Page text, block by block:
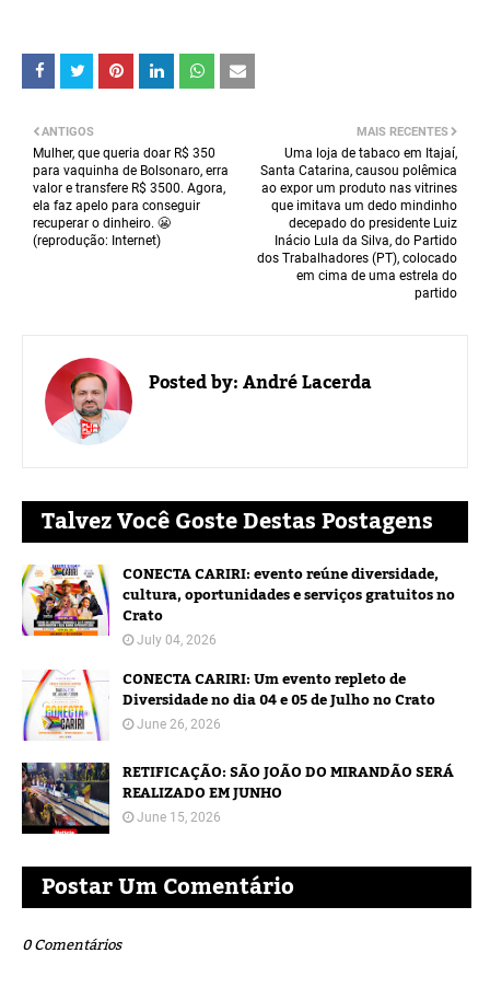
MAIS RECENTES
Uma loja de tabaco em Itajaí,
Santa Catarina, causou polêmica
ao expor um produto nas vitrines
que imitava um dedo mindinho
decepado do presidente Luiz
Inácio Lula da Silva, do Partido
dos Trabalhadores (PT), colocado
em cima de uma estrela do
partido
ANTIGOS
Mulher, que queria doar R$ 350
para vaquinha de Bolsonaro, erra
valor e transfere R$ 3500. Agora,
ela faz apelo para conseguir
recuperar o dinheiro. 😬
(reprodução: Internet)
Posted by:André Lacerda
Talvez Você Goste Destas Postagens
CONECTA CARIRI: evento reúne diversidade,
cultura, oportunidades e serviços gratuitos no
Crato
July 04, 2026
CONECTA CARIRI: Um evento repleto de
Diversidade no dia 04 e 05 de Julho no Crato
June 26, 2026
RETIFICAÇÃO: SÃO JOÃO DO MIRANDÃO SERÁ
REALIZADO EM JUNHO
June 15, 2026
Postar Um Comentário
0 Comentários